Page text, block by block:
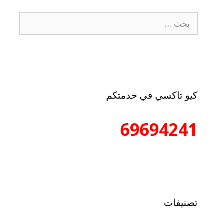
كيو تاكسي في خدمتكم
69694241
تصنيفات